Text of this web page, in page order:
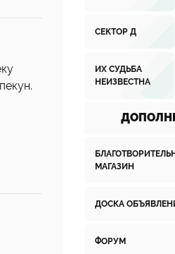
СЕКТОР Д
ИХ СУДЬБА
НЕИЗВЕСТНА
МАГАЗИН
ДОСКА
ФОРУМ